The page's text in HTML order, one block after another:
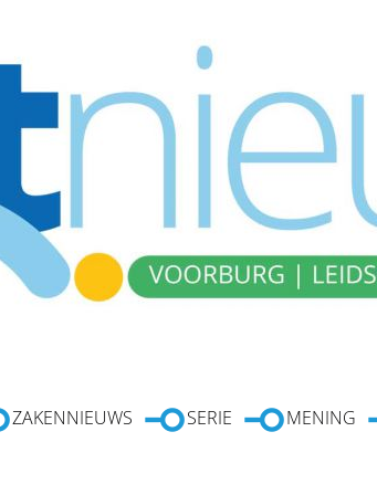
ZAKENNIEUWS SERIE MENING